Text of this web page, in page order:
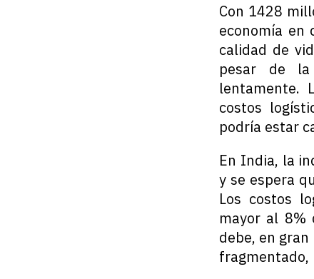
Con 1428
economía en
calidad de
pesar de la
lentamente.
costos
podría estar
En India, la
y se espera
Los costos
mayor al 8%
debe, en
fragmentado,